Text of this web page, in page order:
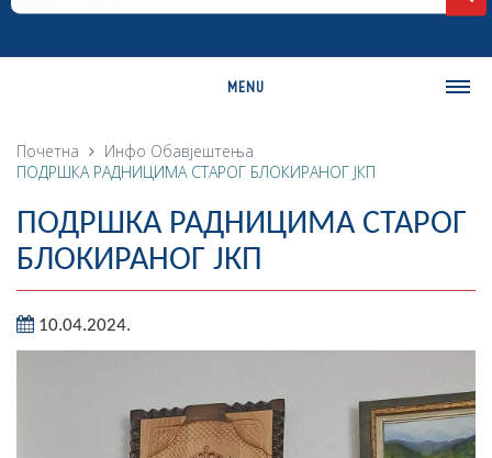
MENU
О ОПШТИНИ
Историја
Географија
Насељена мјеста
Занимљивости
НАЧЕЛНИК
Почетна Инфо Обавјештења
ПОДРШКА РАДНИЦИМА СТАРОГ БЛОКИРАНОГ ЈКП
ПОДРШКА РАДНИЦИМА СТАРОГ
БЛОКИРАНОГ ЈКП
10.04.2024.